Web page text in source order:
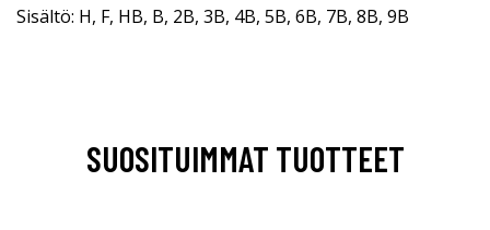
Sisältö: H, F, HB, B, 2B, 3B, 4B, 5B, 6B, 7B, 8B, 9B
SUOSITUIMMAT TUOTTEET